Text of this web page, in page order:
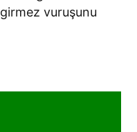
vuruşunu